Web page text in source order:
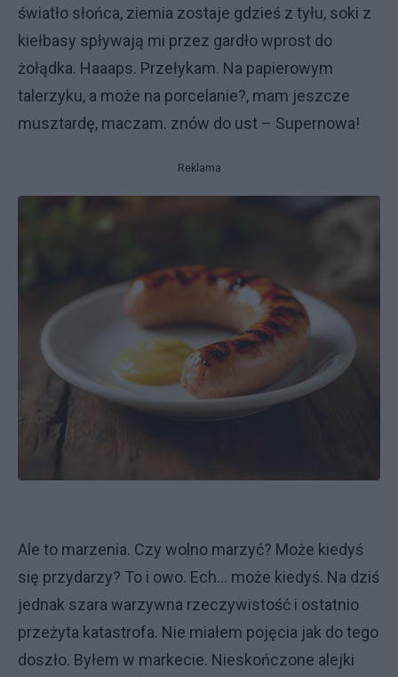
światło słońca, ziemia zostaje gdzieś z tyłu, soki z
kiełbasy spływają mi przez gardło wprost do
żołądka. Haaaps. Przełykam. Na papierowym
talerzyku, a może na porcelanie?, mam jeszcze
musztardę, maczam. znów do ust – Supernowa!
Reklama
Ale to marzenia. Czy wolno marzyć? Może kiedyś
się przydarzy? To i owo. Ech… może kiedyś. Na dziś
jednak szara warzywna rzeczywistość i ostatnio
przeżyta katastrofa. Nie miałem pojęcia jak do tego
doszło. Byłem w markecie. Nieskończone alejki